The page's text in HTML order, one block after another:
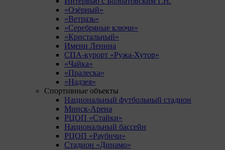
«Озёрный»
«Ветразь»
«Серебряные ключи»
«Кристальный»
Имени Ленина
СПА-курорт «Ружа-Хутор»
«Чайка»
«Пралеска»
«Надзея»
Спортивные объекты
Национальный футбольный стадион
Минск-Арена
РЦОП «Стайки»
Национальный бассейн
РЦОП «Раубичи»
Стадион «Динамо»